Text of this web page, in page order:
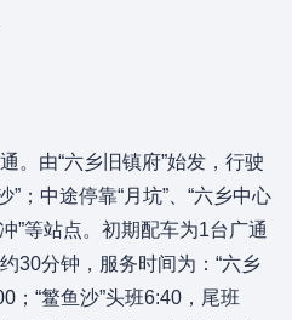
。由“六乡旧镇府”始发，行驶
；中途停靠“月坑”、“六乡中心
冲”等站点。初期配车为1台广通
30分钟，服务时间为：“六乡
；“鳘鱼沙”头班6:40，尾班